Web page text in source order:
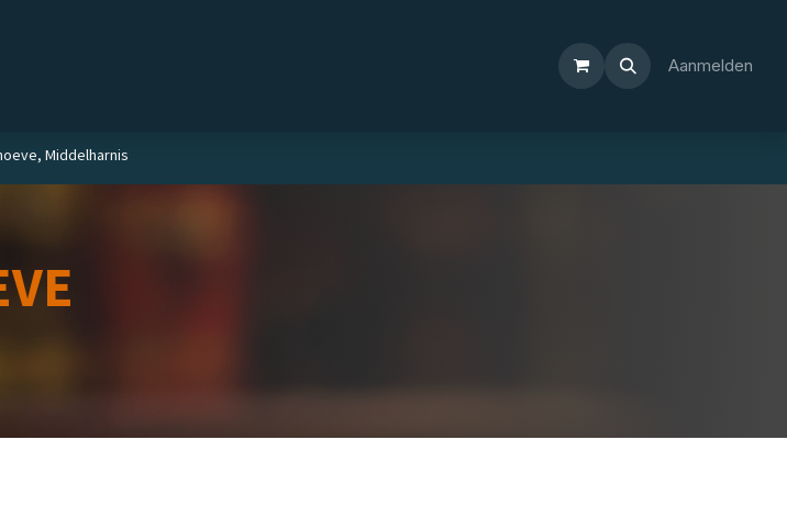
Aanmelden
Middelharnis